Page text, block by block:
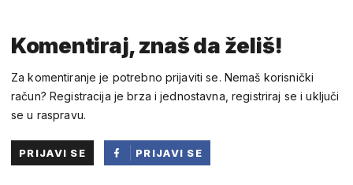
Komentiraj, znaš da želiš!
Za komentiranje je potrebno prijaviti se. Nemaš korisnički
račun? Registracija je brza i jednostavna, registriraj se i uključi
se u raspravu.
PRIJAVI SE
PRIJAVI SE